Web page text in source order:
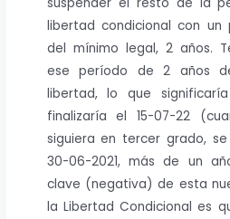
libertad condicional con un
del mínimo legal, 2 años.
ese período de 2 años
libertad, lo que
finalizaría el 15-07-22
siguiera en tercer grado,
30-06-2021, más de un
clave (negativa) de esta
la Libertad Condicional es